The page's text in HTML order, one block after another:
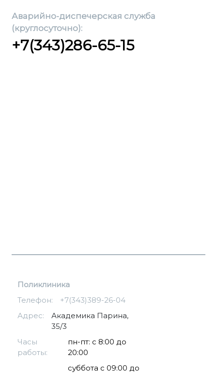
Аварийно-диспечерская служба
(круглосуточно):
+7(343)286-65-15
Поликлиника
Телефон:
+7(343)389-26-04
Адрес:
Академика Парина,
35/3
Часы
работы:
пн-пт: с 8:00 до
20:00
суббота с 09:00 до